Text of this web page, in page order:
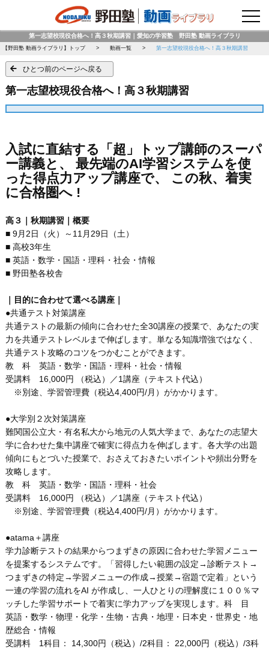
第一志望校現役合格へ！高３秋期講習｜愛知の学習塾 野田塾 動画ライブラリ
【野田塾 動画ライブラリ】トップ 動画一覧 第一志望校現役合格へ！高３秋期講習
ひとつ前のページへ戻る
第一志望校現役合格へ！高３秋期講習
入試に直結する「超」トップ講師のスーパ
ー講義と、 最先端のAI学習システムを使
った得点力アップ講座で、 この秋、着実
に合格圏へ !
高３｜秋期講習｜概要
■ 9月2日（火）～11月29日（土）
■ 高校3年生
■ 英語・数学・国語・理科・社会・情報
■ 野田塾各校舎
｜目的に合わせて選べる講座｜
●共通テスト対策講座
共通テストの最新の傾向に合わせた全30講座の授業で、あなたの実
力を共通テストレベルまで伸ばします。単なる知識増強ではなく、
共通テスト攻略のコツをつかむことができます。
教 科 英語・数学・国語・理科・社会・情報
受講料 16,000円 （税込）／1講座（テキスト代込）
※別途、学習管理費（税込4,400円/月）がかかります。
●大学別２次対策講座
難関国公立大・有名私大から地元の人気大学まで、あなたの志望大
学に合わせた集中講座で確実に得点力を伸ばします。各大学の出題
傾向にもとづいた授業で、おさえておきたいポイントや頻出分野を
攻略します。
教 科 英語・数学・国語・理科・社会
受講料 16,000円 （税込）／1講座（テキスト代込）
※別途、学習管理費（税込4,400円/月）がかかります。
●atama＋講座
学力診断テストの結果からつまずきの原因に合わせた学習メニュー
を提案するシステムです。「習得したい範囲の設定→診断テスト→
つまずきの特定→学習メニューの作成→授業→宿題で定着」という
一連の学習の流れをAI が作成し、一人ひとりの理解度に１００％マ
ッチした学習サポートで着実に学力アップを実現します。科 目
英語・数学・物理・化学・生物・古典・地理・日本史・世界史・地
歴総合・情報
受講料 1科目： 14,300円（税込）/2科目： 22,000円（税込）/3科